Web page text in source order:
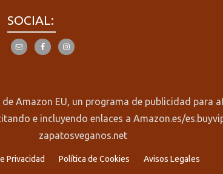
SOCIAL:
Amazon EU, un programa de publicidad para
e incluyendo enlaces a Amazon.es/
zapatosveganos.net
Privacidad Política de Cookies Avisos Legales